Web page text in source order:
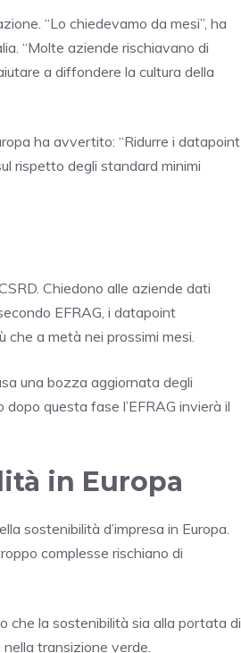
“Lo chiedevamo da mesi”, ha
“Molte aziende rischiavano di
a diffondere la cultura della
ha avvertito: “Ridurre i datapoint
rispetto degli standard minimi
Chiedono alle aziende dati
EFRAG, i datapoint
a metà nei prossimi mesi.
una bozza aggiornata degli
questa fase l’EFRAG invierà il
in Europa
sostenibilità d’impresa in Europa.
complesse rischiano di
che la sostenibilità sia alla portata di
transizione verde.